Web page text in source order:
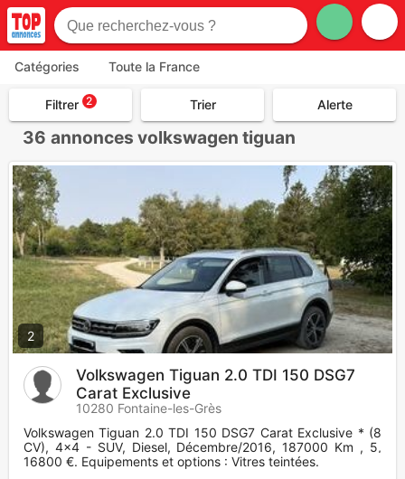
Catégories Toute la France
Filtrer 2 Trier Alerte
36 annonces volkswagen tiguan
2
Volkswagen Tiguan 2.0 TDI 150 DSG7
Carat Exclusive
10280 Fontaine-les-Grès
Volkswagen Tiguan 2.0 TDI 150 DSG7 Carat Exclusive * (8
CV), 4x4 - SUV, Diesel, Décembre/2016, 187000 Km , 5,
16800 €. Equipements et options : Vitres teintées.